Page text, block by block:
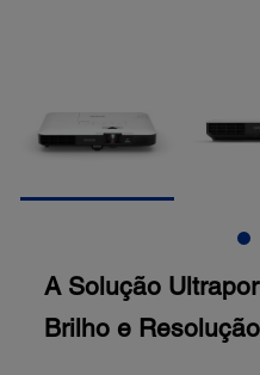
A Solução
Brilho e Resolução